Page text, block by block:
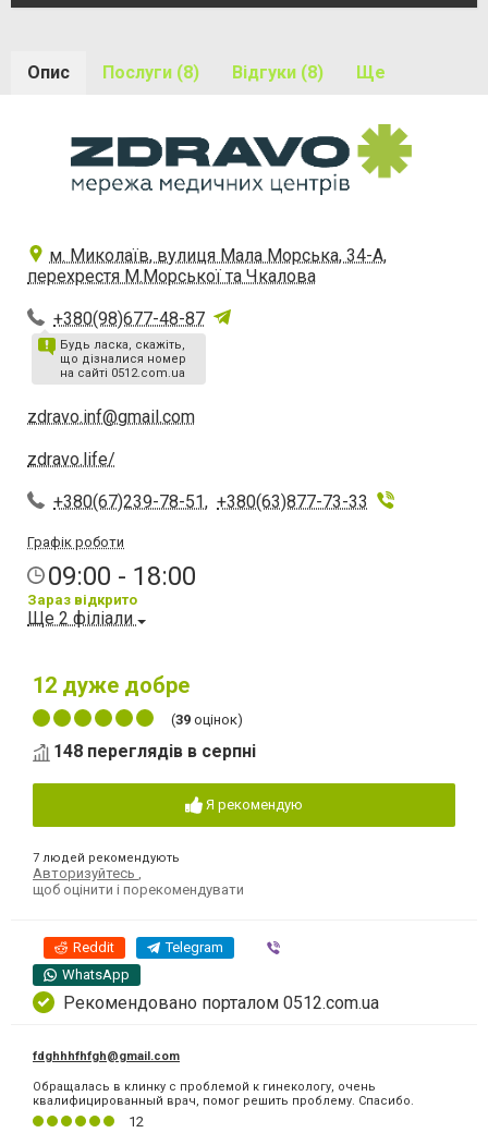
Опис Послуги (8) Відгуки (8) Ще
м. Миколаїв, вулиця Мала Морська, 34-А,
перехрестя М.Морської та Чкалова
+380(98)677-48-87
Будь ласка, скажіть,
що дізналися номер
на сайті 0512.com.ua
zdravo.inf@gmail.com
zdravo.life/
+380(67)239-78-51, +380(63)877-73-33
Графік роботи
09:00 - 18:00
Зараз відкрито
Ще 2 філіали
12 дуже добре
(39 оцінок)
148 переглядів в серпні
Я рекомендую
7 людей рекомендують
Авторизуйтесь ,
щоб оцінити і порекомендувати
Reddit Telegram
WhatsApp
Рекомендовано порталом 0512.com.ua
fdghhhfhfgh@gmail.com
Обращалась в клинку с проблемой к гинекологу, очень
квалифицированный врач, помог решить проблему. Спасибо.
12